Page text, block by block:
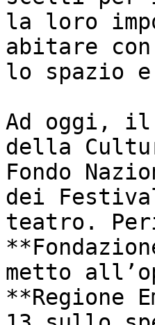
la loro
abitare
lo spazio
Ad oggi, il
della
Fondo
dei
teatro.
metto
**Regione